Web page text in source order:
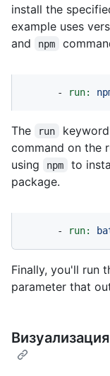
install the
example uses
and npm
- run:
The run
command on the
using
npm to
package.
- run:
Finally, you'll run
parameter that